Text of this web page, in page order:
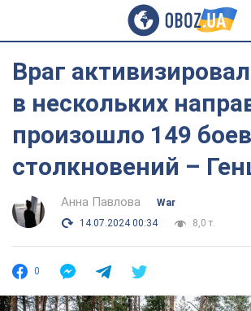
Враг
в нескольких
произошло 149
столкновений –
Анна Павлова
War
14.07.2024 00:34
8,0 т.
0